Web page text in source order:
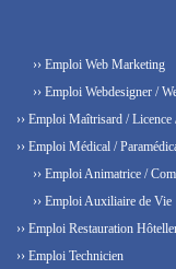
›› Emploi Web Marketing
›› Emploi Webdesigner /
›› Emploi Maîtrisard / Licence
›› Emploi Médical /
›› Emploi Animatrice /
›› Emploi Auxiliaire de Vie
›› Emploi Restauration
›› Emploi Technicien